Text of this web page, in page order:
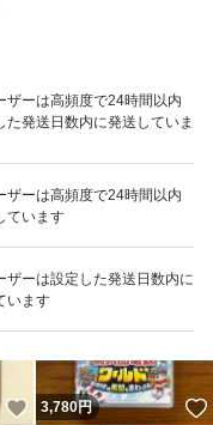
ザーは高頻度で24時間以内
た発送日数内に発送していま
ザーは高頻度で24時間以内
ています
ザーは設定した発送日数内に
います
いいね！
3,500
いいね！
3,780円